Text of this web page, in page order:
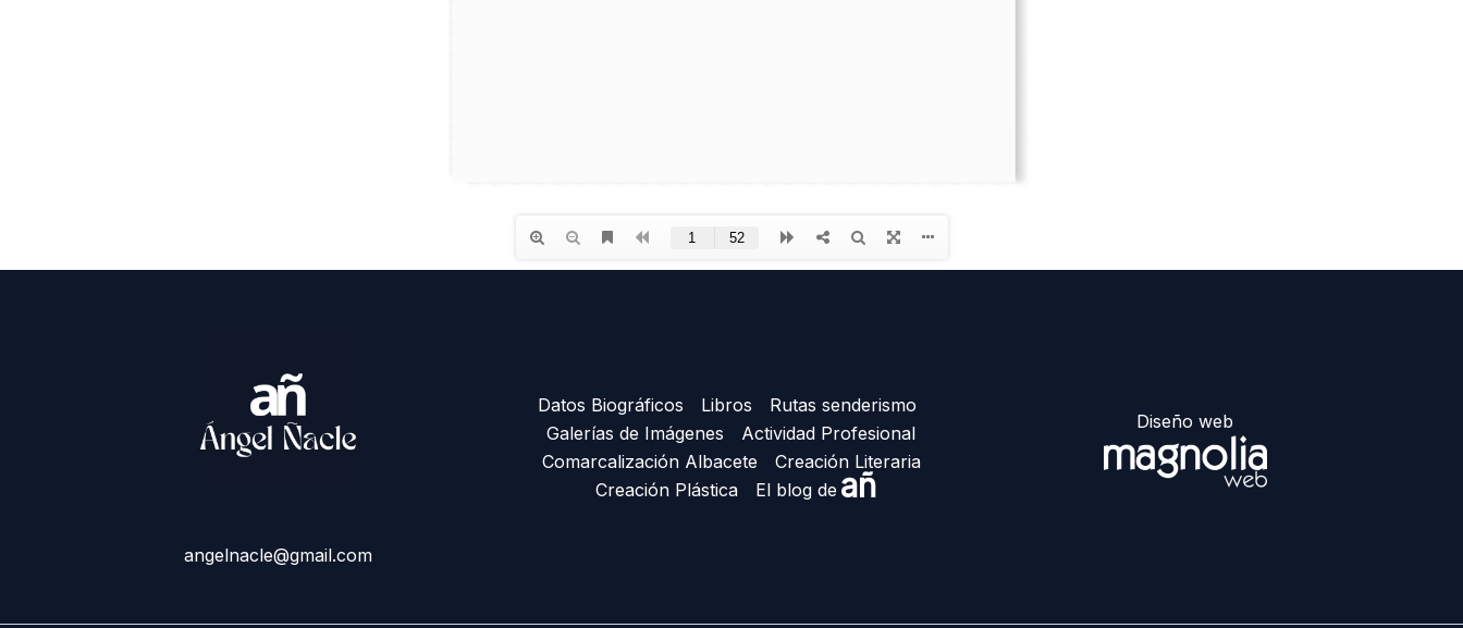
angelnacle@gmail.com
Datos Biográficos Libros
Rutas senderismo
Galerías de Imágenes
Actividad Profesional
Comarcalización Albacete
Creación Literaria
Creación Plástica
El blog de añ
Diseño web